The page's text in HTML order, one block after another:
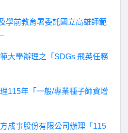
學前教育署委託國立高雄師範
大學辦理之「SDGs 飛英任務
115年「一般/專業種子師資增
成事股份有限公司辦理「115